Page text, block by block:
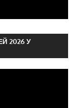
2026 У